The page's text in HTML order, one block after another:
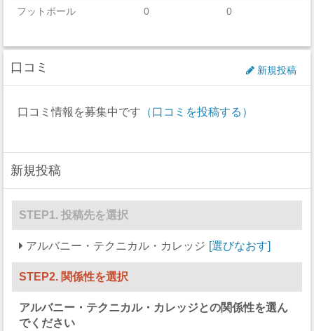
フットボール 0 0
アイスホッケー
セーリング 0 0
スキー
スカッシュ 0 0
競泳/飛び込み 0 0
テニス
口コミ 新規投稿
口コミ情報を募集中です （口コミを投稿する）
新規投稿
STEP1. 投稿先を選択
アルバニー・テクニカル・カレッジ 選びなおす
STEP2. 関係性を選択
アルバニー・テクニカル・カレッジとの関係性を選ん
でください